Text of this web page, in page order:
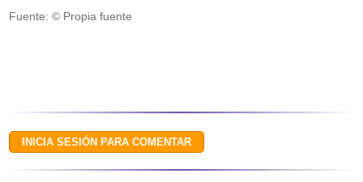
Fuente: © Propia fuente